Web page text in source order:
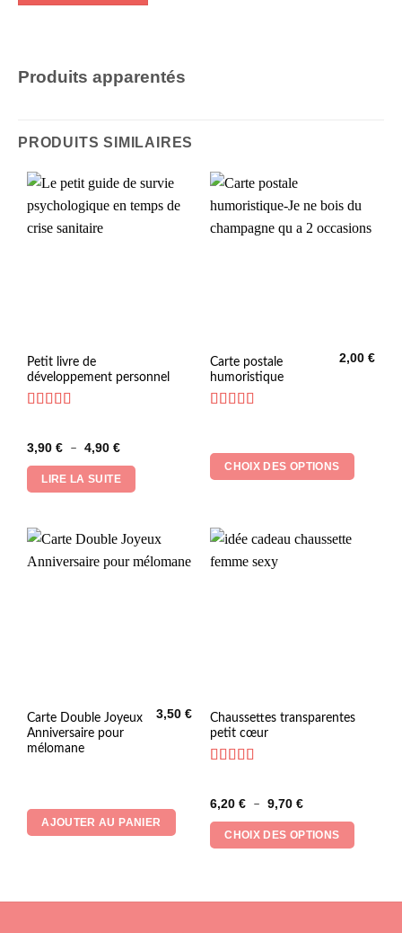
Produits apparentés
PRODUITS SIMILAIRES
Petit livre de
développement personnel
3,90 € – 4,90 €Plage
prix :
3,90 €
à
LIRE LA SUITE
Carte postale
humoristique
2,00€
CHOIX DES OPTIONS
Ce
produit
Les
options
choisies
la
Carte Double Joyeux
Anniversaire pour
mélomane
3,50€
AJOUTER AU PANIER
Chaussettes transparentes
petit cœur
6,20 € – 9,70 €Plage
6,20 €
à
CHOIX DES OPTIONS
Ce
produit
Les
options
peuvent
sur